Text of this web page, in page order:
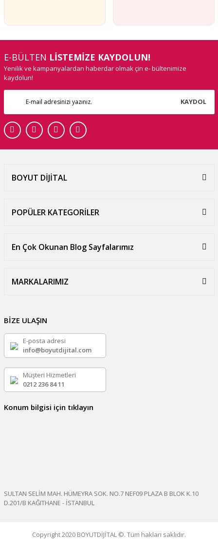
E-BÜLTEN LİSTEMİZE KAYDOLUN!
Yenilik ve kampanyalardan haberdar olmak çin e- bültenimize
kaydolun!
KAYDOL
BOYUT DİJİTAL
POPÜLER KATEGORİLER
En Çok Okunan Blog Sayfalarımız
MARKALARIMIZ
BİZE ULAŞIN
E-posta adresi
info@boyutdijital.com
Müşteri Hizmetleri
0212 236 84 11
Konum bilgisi için tıklayın
SULTAN SELİM MAH. HÜMEYRA SOK. NO.7 NEF09 PLAZA B BLOK K.10
D.201/B KAĞITHANE - İSTANBUL
Copyright 2020 BOYUTDİJİTAL ©. Tüm hakları saklıdır.